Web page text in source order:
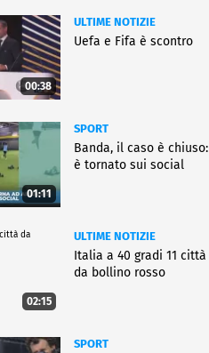
00:38
ULTIME NOTIZIE
Uefa e Fifa è scontro
01:11
SPORT
Banda, il caso è chiuso:
è tornato sui social
02:15
ULTIME NOTIZIE
Italia a 40 gradi 11 città
da bollino rosso
SPORT